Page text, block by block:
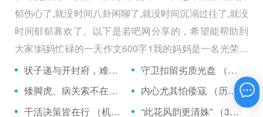
郁伤心了,就没时间八卦闲聊了,就没时间沉溺过往了,就没
时间郁郁寡欢了。以下是若吧网分享的，希望能帮助到
大家!妈妈忙碌的一天作文600字1我的妈妈是一名光荣的
人民警察，她总有做不完的事情。
状子递与开封府，难忍怒气心中生 （5字口语）
守卫扣留劣质光盘 （5字常言）
矮脚虎、病关索不在，智多星、行者前往此处 （七字俗语）
内心尤其怕倭寇 （历法用语一卷帘）
干活决策皆在行 （机构简称二）
“此花风韵更清姝” （3字手机品牌）